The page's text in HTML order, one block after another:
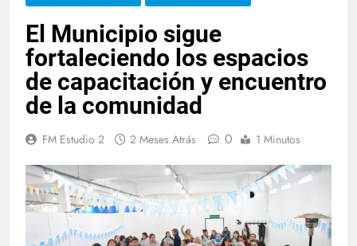
El Municipio sigue
fortaleciendo los espacios
de capacitación y encuentro
de la comunidad
FM Estudio 2 2 Meses Atrás 0 1 Minutos